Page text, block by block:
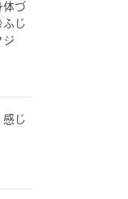
体づ
ふじ
ジ
感じ